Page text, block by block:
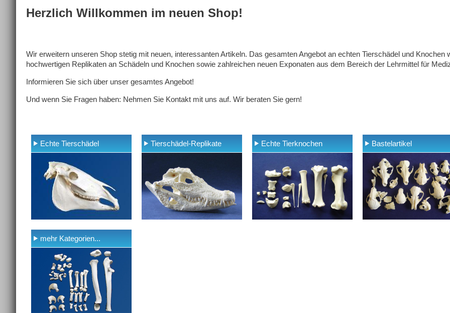
Herzlich Willkommen im neuen Shop!
Wir erweitern unseren Shop stetig mit neuen, interessanten Artikeln. Das gesamten Angebot an echten Tierschädel und Knochen
hochwertigen Replikaten an Schädeln und Knochen sowie zahlreichen neuen Exponaten aus dem Bereich der Lehrmittel für
Informieren Sie sich über unser gesamtes Angebot!
Und wenn Sie Fragen haben: Nehmen Sie Kontakt mit uns auf. Wir beraten Sie gern!
Echte Tierschädel Tierschädel-Replikate Echte Tierknochen Bastelartikel
mehr Kategorien...